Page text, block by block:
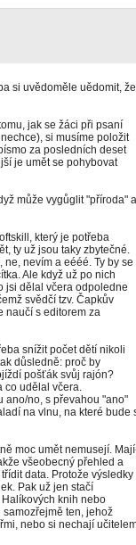
si uvědoměle uědomit, že
jak se žáci při psaní
si musíme položit
za posledních deset
je umět se pohybovat
může vygůglit "příroda" a
který je potřeba
ty už jsou taky zbytečné.
ne, nevím a eééé. Ty by se
Ale když už po nich
jsi dělal včera odpoledne
svědčí tzv. Čapkův
naučí s editorem za
snížit počet dětí nikoli
důsledně: proč by
pošťák svůj rajón?
co udělal včera.
ano/no, s převahou "ano"
na vlnu, na které bude
moc umět nemusejí.
všeobecný přehled a
data. Protože výsledky
Pak už jen stačí
knih nebo
ten, jehož
nebo si nechají